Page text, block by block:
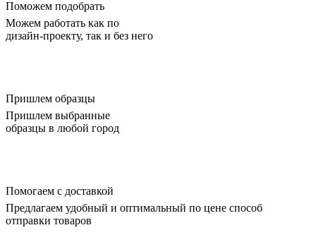
Поможем подобрать
Можем работать как по
дизайн-проекту, так и без него
Пришлем образцы
Пришлем выбранные
образцы в любой город
Помогаем с доставкой
Предлагаем удобный и оптимальный по цене способ
отправки товаров